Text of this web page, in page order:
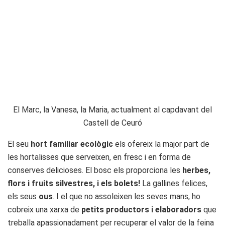
El Marc, la Vanesa, la Maria, actualment al capdavant del
Castell de Ceuró
El seu hort familiar ecològic els ofereix la major part de
les hortalisses que serveixen, en fresc i en forma de
conserves delicioses. El bosc els proporciona les herbes,
flors i fruits silvestres, i els bolets! La gallines felices,
els seus ous. I el que no assoleixen les seves mans, ho
cobreix una xarxa de petits productors i elaboradors que
treballa apassionadament per recuperar el valor de la feina